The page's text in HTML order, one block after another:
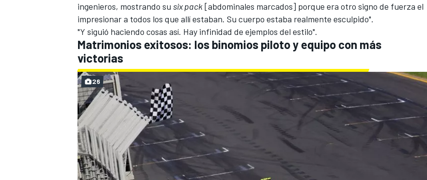
ingenieros, mostrando su six pack[abdominales marcados] porque era otro signo de fuerza el
impresionar a todos los que allí estaban. Su cuerpo estaba realmente esculpido".
"Y siguió haciendo cosas así. Hay infinidad de ejemplos del estilo".
Matrimonios exitosos: los binomios piloto y equipo con más
victorias
26